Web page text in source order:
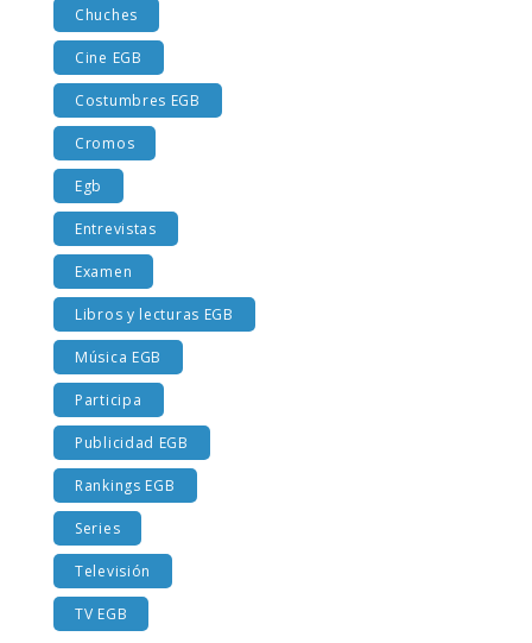
Chuches
Cine EGB
Costumbres EGB
Cromos
Egb
Entrevistas
Examen
Libros y lecturas EGB
Música EGB
Participa
Publicidad EGB
Rankings EGB
Series
Televisión
TV EGB